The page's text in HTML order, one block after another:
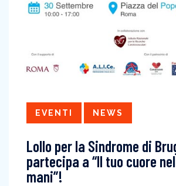
EVENTI NEWS
Lollo per la Sindrome di
partecipa a “Il tuo cuore
mani”!